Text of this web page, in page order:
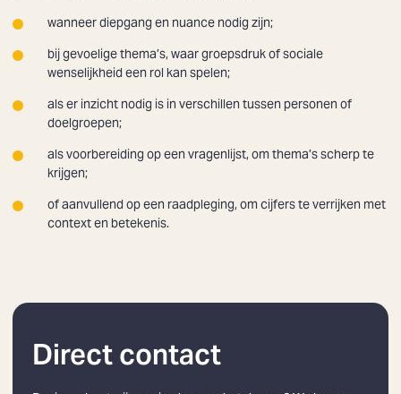
wanneer diepgang en nuance nodig zijn;
bij gevoelige thema’s, waar groepsdruk of sociale
wenselijkheid een rol kan spelen;
als er inzicht nodig is in verschillen tussen personen of
doelgroepen;
als voorbereiding op een vragenlijst, om thema’s scherp te
krijgen;
of aanvullend op een raadpleging, om cijfers te verrijken met
context en betekenis.
Direct contact